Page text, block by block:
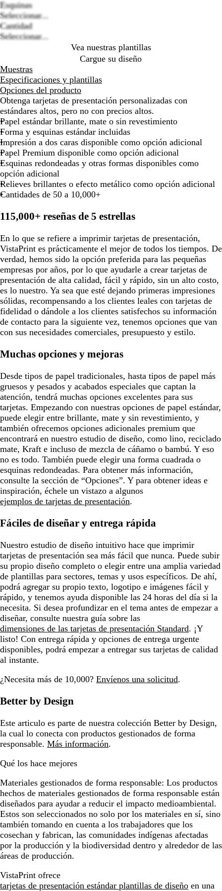
las
flechas
para
arrastrar
flechas
arrastrar
arrastrar
arrastrararrastrar
Esquinas
Seleccionar...
Cantidad
Seleccionar...
Vea nuestras plantillas
Cargue su diseño
Muestras
Especificaciones y plantillas
Opciones del producto
Obtenga tarjetas de presentación personalizadas con
estándares altos, pero no con precios altos.
Papel estándar brillante, mate o sin revestimiento
Forma y esquinas estándar incluidas
Impresión a dos caras disponible como opción adicional
Papel Premium disponible como opción adicional
Esquinas redondeadas y otras formas disponibles como
opción adicional
Relieves brillantes o efecto metálico como opción adicional
Cantidades de 50 a 10,000+
115,000+ reseñas de 5 estrellas
En lo que se refiere a imprimir tarjetas de presentación,
VistaPrint es prácticamente el mejor de todos los tiempos. De
verdad, hemos sido la opción preferida para las pequeñas
empresas por años, por lo que ayudarle a crear tarjetas de
presentación de alta calidad, fácil y rápido, sin un alto costo,
es lo nuestro. Ya sea que esté dejando primeras impresiones
sólidas, recompensando a los clientes leales con tarjetas de
fidelidad o dándole a los clientes satisfechos su información
de contacto para la siguiente vez, tenemos opciones que van
con sus necesidades comerciales, presupuesto y estilo.
Muchas opciones y mejoras
Desde tipos de papel tradicionales, hasta tipos de papel más
gruesos y pesados y acabados especiales que captan la
atención, tendrá muchas opciones excelentes para sus
tarjetas. Empezando con nuestras opciones de papel estándar,
puede elegir entre brillante, mate y sin revestimiento, y
también ofrecemos opciones adicionales premium que
encontrará en nuestro estudio de diseño, como lino, reciclado
mate, Kraft e incluso de mezcla de cáñamo o bambú. Y eso
no es todo. También puede elegir una forma cuadrada o
esquinas redondeadas. Para obtener más información,
consulte la sección de “Opciones”. Y para obtener ideas e
inspiración, échele un vistazo a algunos
ejemplos de tarjetas de presentación.
Fáciles de diseñar y entrega rápida
Nuestro estudio de diseño intuitivo hace que imprimir
tarjetas de presentación sea más fácil que nunca. Puede subir
su propio diseño completo o elegir entre una amplia variedad
de plantillas para sectores, temas y usos específicos. De ahí,
podrá agregar su propio texto, logotipo e imágenes fácil y
rápido, y tenemos ayuda disponible las 24 horas del día si la
necesita. Si desea profundizar en el tema antes de empezar a
diseñar, consulte nuestra guía sobre las
dimensiones de las tarjetas de presentación Standard. ¡Y
listo! Con entrega rápida y opciones de entrega urgente
disponibles, podrá empezar a entregar sus tarjetas de calidad
al instante.
¿Necesita más de 10,000? Envíenos una solicitud.
Better by Design
Este articulo es parte de nuestra colección Better by Design,
la cual lo conecta con productos gestionados de forma
responsable. Más información.
Qué los hace mejores
Materiales gestionados de forma responsable: Los productos
hechos de materiales gestionados de forma responsable están
diseñados para ayudar a reducir el impacto medioambiental.
Estos son seleccionados no solo por los materiales en sí, sino
también tomando en cuenta a los trabajadores que los
cosechan y fabrican, las comunidades indígenas afectadas
por la producción y la biodiversidad dentro y alrededor de las
áreas de producción.
VistaPrint ofrece
tarjetas de presentación estándar plantillas de diseño en una